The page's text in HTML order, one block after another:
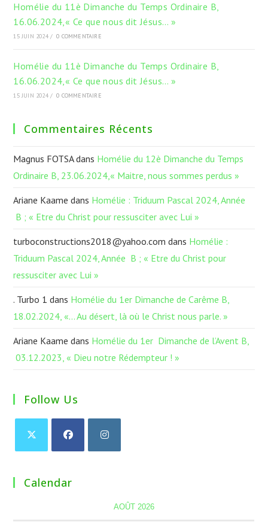
Homélie du 11è Dimanche du Temps Ordinaire B,
16.06.2024,« Ce que nous dit Jésus… »
15 JUIN 2024 / 0 COMMENTAIRE
Homélie du 11è Dimanche du Temps Ordinaire B,
16.06.2024,« Ce que nous dit Jésus… »
15 JUIN 2024 / 0 COMMENTAIRE
Commentaires Récents
Magnus FOTSAdans Homélie du 12è Dimanche du Temps
Ordinaire B, 23.06.2024,« Maitre, nous sommes perdus »
Ariane Kaame dans Homélie : Triduum Pascal 2024, Année
B ; « Etre du Christ pour ressusciter avec Lui »
turboconstructions2018@yahoo.com dans Homélie :
Triduum Pascal 2024, Année B ; « Etre du Christ pour
ressusciter avec Lui »
. Turbo 1 dans Homélie du 1er Dimanche de Carême B,
18.02.2024, «… Au désert, là où le Christ nous parle. »
Ariane Kaame dans Homélie du 1er Dimanche de l’Avent B,
03.12.2023, « Dieu notre Rédempteur ! »
Follow Us
Calendar
AOÛT 2026